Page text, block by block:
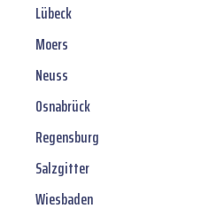
Lübeck
Moers
Neuss
Osnabrück
Regensburg
Salzgitter
Wiesbaden